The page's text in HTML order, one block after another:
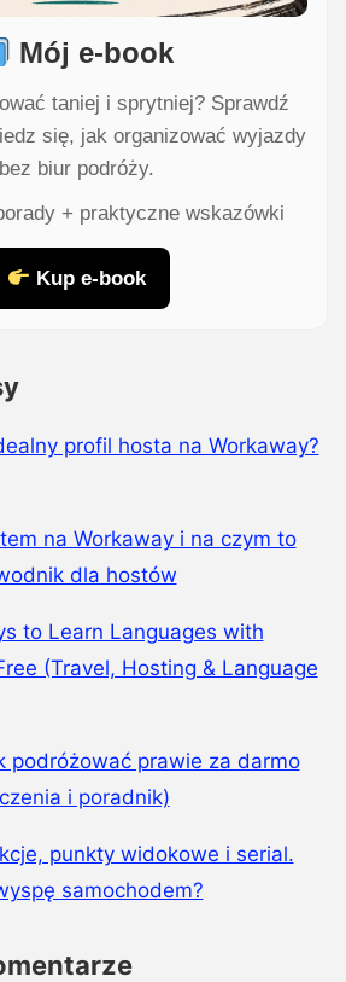
Mój e-book
taniej i sprytniej? Sprawdź
się, jak organizować wyjazdy
bez biur podróży.
+ praktyczne wskazówki
Kup e-book
profil hosta na Workaway?
na Workaway i na czym to
dla hostów
to Learn Languages with
(Travel, Hosting & Language
podróżować prawie za darmo
i poradnik)
punkty widokowe i serial.
samochodem?